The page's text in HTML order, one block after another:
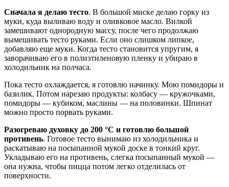
Сначала я делаю тесто. В большой миске делаю горку из
муки, куда выливаю воду и оливковое масло. Вилкой
замешивают однородную массу, после чего продолжаю
вымешивать тесто руками. Если оно слишком липкое,
добавляю еще муки. Когда тесто становится упругим, я
заворачиваю его в полиэтиленовую пленку и убираю в
холодильник на полчаса.
Пока тесто охлаждается, я готовлю начинку. Мою помидоры и
базилик. Потом нарезаю продукты: колбасу — кружочками,
помидоры — кубиком, маслины — на половинки. Шпинат
можно просто порвать руками.
Разогреваю духовку до 200 °C и готовлю большой
противень. Готовое тесто вынимаю из холодильника и
раскатываю на посыпанной мукой доске в тонкий круг.
Укладываю его на противень, слегка посыпанный мукой —
она нужна, чтобы пицца потом легко отделилась от
поверхности.